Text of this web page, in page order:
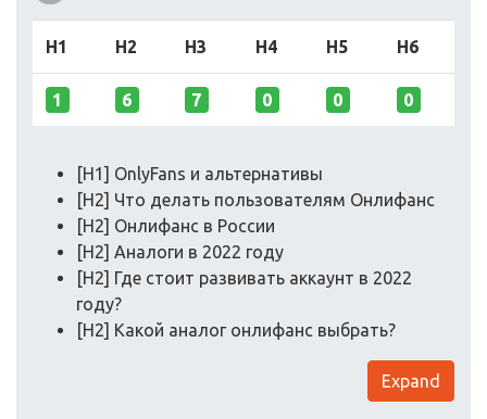
H1 H2 H3 H4 H5 H6
1 6 7 0 0 0
[H1] OnlyFans и альтернативы
[H2] Что делать пользователям Онлифанс
[H2] Онлифанс в России
[H2] Аналоги в 2022 году
[H2] Где стоит развивать аккаунт в 2022
году?
[H2] Какой аналог онлифанс выбрать?
Expand